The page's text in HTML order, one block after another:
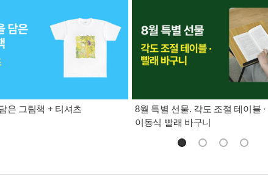
은 그림책 + 티셔츠
8월 특별 선물. 각도 조절 테이블 ·
이동식 빨래 바구니